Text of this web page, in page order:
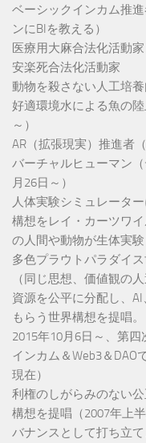
ベーシックインカム推
ンにBIを教える）
医療用大麻合法化活動家
安楽死合法化活動家
動物を殺さない人工培養
好適環境水による魚の
～）
AR（拡張現実）推進者
バーチャルヒューマン
月26日～）
人体実験シミュレータ
構想をレイ・カーツワ
の人間や動物が生体実
多色プラウトパラダイ
（同じ思想、価値観の
資源を公平に分配し、
もらう世界構想を提唱。
2015年10月6日～、第
インカム＆Web3＆DAO
現在）
利権のしがらみのない
構想を提唱（2007年上
バナンスとして打ち立